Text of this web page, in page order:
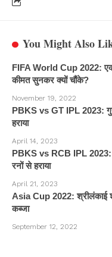
You Might Also
FIFA World Cup 2022:
कीमत सुनकर क्यों चौंके?
November 19, 2022
PBKS vs GT IPL 2023:
हराया
April 14, 2023
PBKS vs RCB IPL 2023:
रनों से हराया
April 21, 2023
Asia Cup 2022: श्रीलंकाई
कब्जा
September 12, 2022